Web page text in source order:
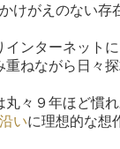
けがえのない存
インターネット
重ねながら日々
丸々９年ほど慣
いに理想的な想